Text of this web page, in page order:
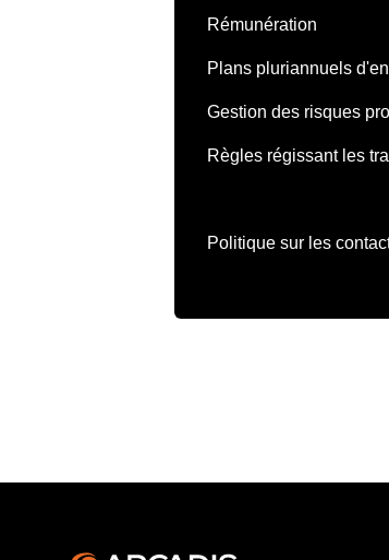
Rémunération
Plans pluriannuels
Gestion des risques
Règles régissant les
Politique sur les